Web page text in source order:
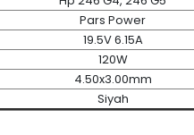
Pars Power
19.5V 6.15A
120W
4.50x3.00mm
Siyah